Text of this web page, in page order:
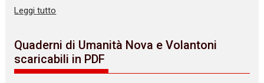
Leggi tutto
Quaderni di Umanità Nova e Volantoni
scaricabili in PDF